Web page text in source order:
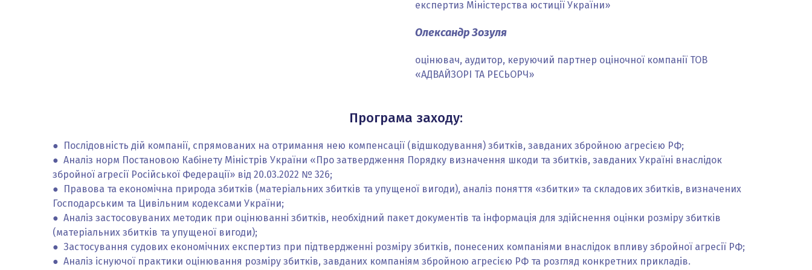
експертиз Міністерства юстиції України»
Олександр Зозуля
оцінювач, аудитор, керуючий партнер оціночної компанії ТОВ
«АДВАЙЗОРІ ТА РЕСЬОРЧ»
Програма заходу:
● Послідовність дій компанії, спрямованих на отримання нею компенсації (відшкодування) збитків, завданих збройною агресією РФ;
● Аналіз норм Постановою Кабінету Міністрів України «Про затвердження Порядку визначення шкоди та збитків, завданих Україні внаслідок
збройної агресії Російської Федерації» від 20.03.2022 № 326;
● Правова та економічна природа збитків (матеріальних збитків та упущеної вигоди), аналіз поняття «збитки» та складових збитків, визначених
Господарським та Цивільним кодексами України;
● Аналіз застосовуваних методик при оцінюванні збитків, необхідний пакет документів та інформація для здійснення оцінки розміру збитків
(матеріальних збитків та упущеної вигоди);
● Застосування судових економічних експертиз при підтвердженні розміру збитків, понесених компаніями внаслідок впливу збройної агресії РФ;
● Аналіз існуючої практики оцінювання розміру збитків, завданих компаніям збройною агресією РФ та розгляд конкретних прикладів.